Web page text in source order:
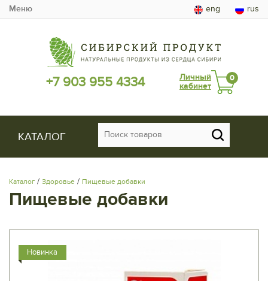
Меню eng rus
+7 903 955 4334
Личный
кабинет
0
КАТАЛОГ
Каталог / Здоровье / Пищевые добавки
Пищевые добавки
Новинка